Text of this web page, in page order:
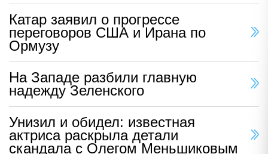
Катар заявил о прогрессе
переговоров США и Ирана по
Ормузу
На Западе разбили главную
надежду Зеленского
Унизил и обидел: известная
актриса раскрыла детали
скандала с Олегом Меньшиковым